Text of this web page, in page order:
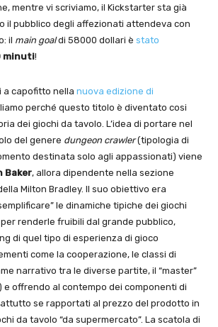
mentre vi scriviamo, il Kickstarter sta già
il pubblico degli affezionati attendeva con
il main goaldi 58000 dollari è stato
minuti!
a capofitto nella nuova edizione di
perché questo titolo è diventato cosi
dei giochi da tavolo. L’idea di portare nel
del genere dungeon crawler(tipologia di
destinata solo agli appassionati) viene
Baker, allora dipendente nella sezione
Milton Bradley. Il suo obiettivo era
le dinamiche tipiche dei giochi
renderle fruibili dal grande pubblico,
di quel tipo di esperienza di gioco
come la cooperazione, le classi di
narrativo tra le diverse partite, il “master”
e offrendo al contempo dei componenti di
se rapportati al prezzo del prodotto in
da tavolo “da supermercato”. La scatola di